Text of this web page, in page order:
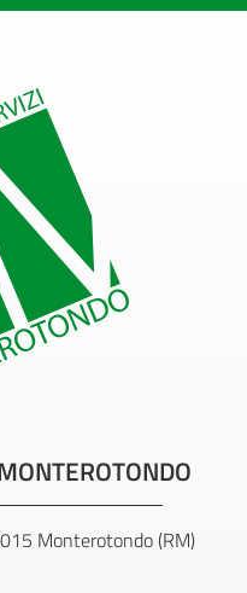
Monterotondo (RM)